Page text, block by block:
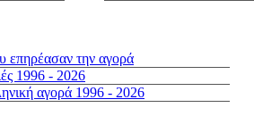
επηρέασαν την αγορά
1996 - 2026
αγορά 1996 - 2026